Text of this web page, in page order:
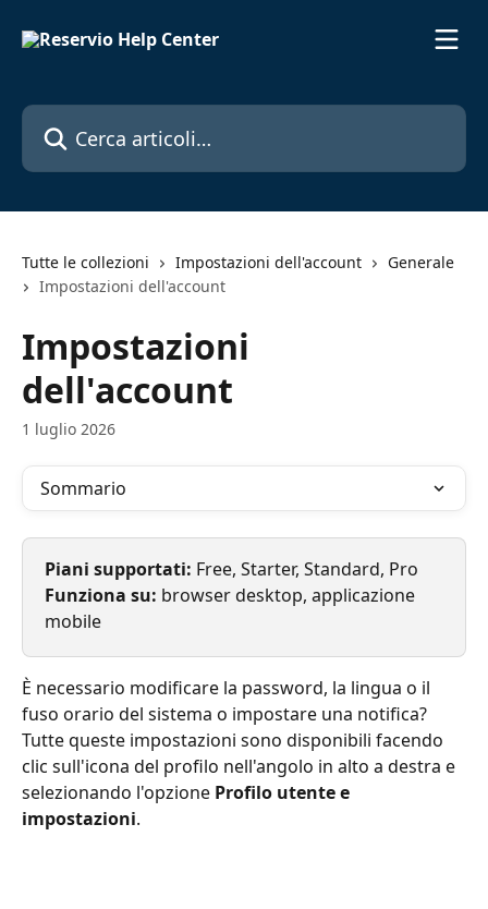
Cerca articoli…
Tutte le collezioni Impostazioni dell'account
Generale
Impostazioni dell'account
Impostazioni
dell'account
1 luglio 2026
Sommario
Piani supportati: Free, Starter, Standard, Pro
Funziona su: browser desktop, applicazione
mobile
È necessario modificare la password, la lingua o il
fuso orario del sistema o impostare una notifica?
Tutte queste impostazioni sono disponibili facendo
clic sull'icona del profilo nell'angolo in alto a destra e
selezionando l'opzione Profilo utente e
impostazioni.